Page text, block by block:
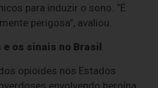
para induzir o sono. “É
perigosa”, avaliou.
os sinais no Brasil
opioides nos Estados